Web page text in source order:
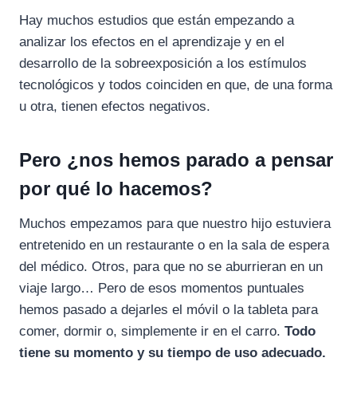
Hay muchos estudios que están empezando a
analizar los efectos en el aprendizaje y en el
desarrollo de la sobreexposición a los estímulos
tecnológicos y todos coinciden en que, de una forma
u otra, tienen efectos negativos.
Pero ¿nos hemos parado a pensar
por qué lo hacemos?
Muchos empezamos para que nuestro hijo estuviera
entretenido en un restaurante o en la sala de espera
del médico. Otros, para que no se aburrieran en un
viaje largo… Pero de esos momentos puntuales
hemos pasado a dejarles el móvil o la tableta para
comer, dormir o, simplemente ir en el carro. Todo
tiene su momento y su tiempo de uso adecuado.